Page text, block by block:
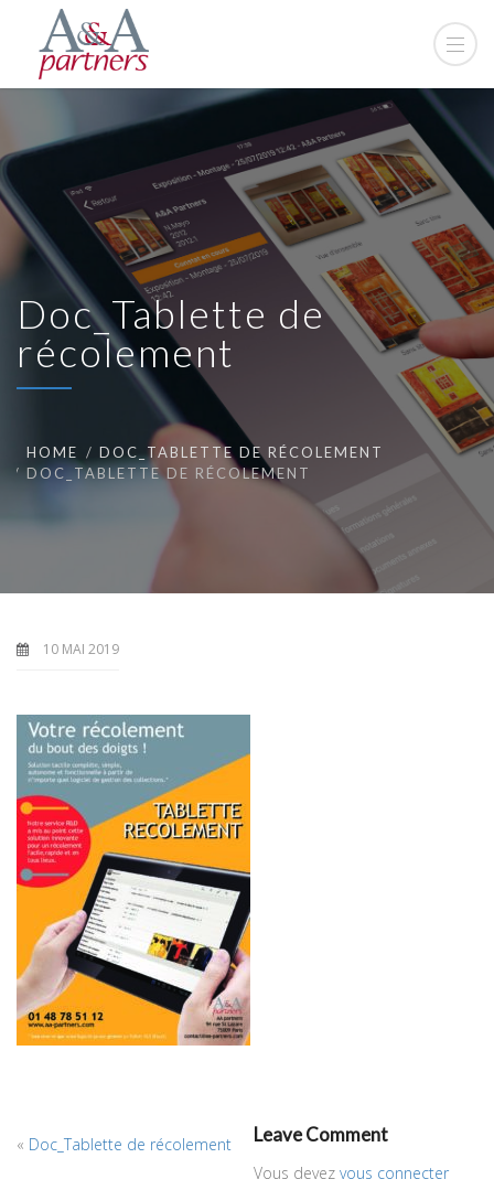
Doc_Tablette de
récolement
HOME
DOC_TABLETTE DE RÉCOLEMENT
DOC_TABLETTE DE RÉCOLEMENT
10 MAI 2019
« Doc_Tablette de récolement Leave Comment
Vous devez vous connecter